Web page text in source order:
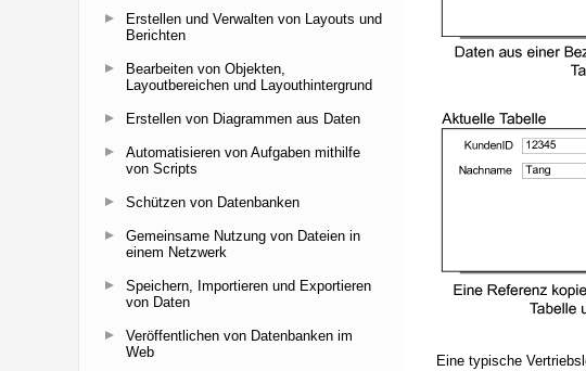
Erstellen und Verwalten von Layouts und
Berichten
Bearbeiten von Objekten,
Layoutbereichen und Layouthintergrund
Erstellen von Diagrammen aus Daten
Automatisieren von Aufgaben mithilfe
von Scripts
Schützen von Datenbanken
Gemeinsame Nutzung von Dateien in
einem Netzwerk
Speichern, Importieren und Exportieren
von Daten
Veröffentlichen von Datenbanken im
Web